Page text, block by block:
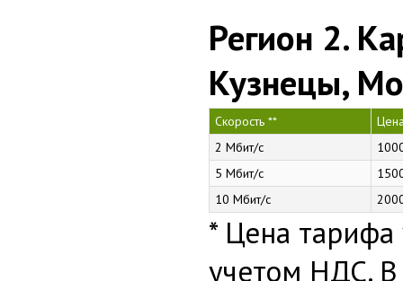
Регион 2.
Кузнецы,
Скорость **
2 Мбит/с
5 Мбит/с
10 Мбит/с
* Цена тарифа
учетом НДС. В